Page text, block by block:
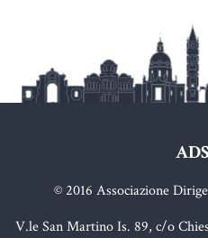
© 2016 Associazione
V.le San Martino Is. 89, c/o